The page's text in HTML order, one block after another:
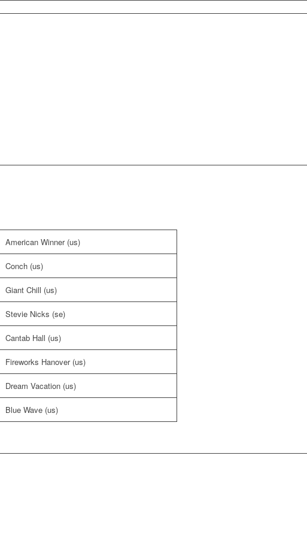
American Winner (us)
Conch (us)
Giant Chill (us)
Stevie Nicks (se)
Cantab Hall (us)
Fireworks Hanover (us)
Dream Vacation (us)
Blue Wave (us)